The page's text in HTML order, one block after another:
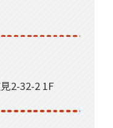
2-32-2 1F